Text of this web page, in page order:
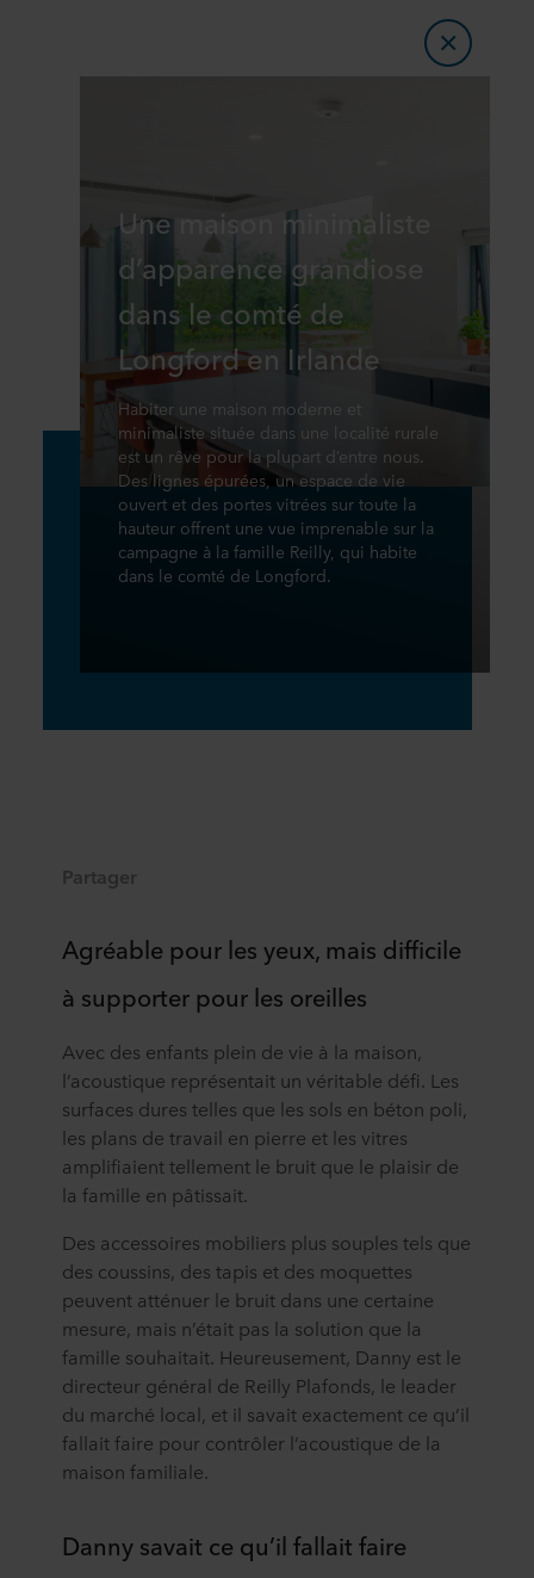
Une maison minimaliste
d’apparence grandiose
dans le comté de
Longford en Irlande
Habiter une maison moderne et
minimaliste située dans une localité rurale
est un rêve pour la plupart d’entre nous.
Des lignes épurées, un espace de vie
ouvert et des portes vitrées sur toute la
hauteur offrent une vue imprenable sur la
campagne à la famille Reilly, qui habite
dans le comté de Longford.
Partager
Agréable pour les yeux, mais difficile
à supporter pour les oreilles
Avec des enfants plein de vie à la maison,
l’acoustique représentait un véritable défi. Les
surfaces dures telles que les sols en béton poli,
les plans de travail en pierre et les vitres
amplifiaient tellement le bruit que le plaisir de
la famille en pâtissait.
Des accessoires mobiliers plus souples tels que
des coussins, des tapis et des moquettes
peuvent atténuer le bruit dans une certaine
mesure, mais n’était pas la solution que la
famille souhaitait. Heureusement, Danny est le
directeur général de Reilly Plafonds, le leader
du marché local, et il savait exactement ce qu’il
fallait faire pour contrôler l’acoustique de la
maison familiale.
Danny savait ce qu’il fallait faire